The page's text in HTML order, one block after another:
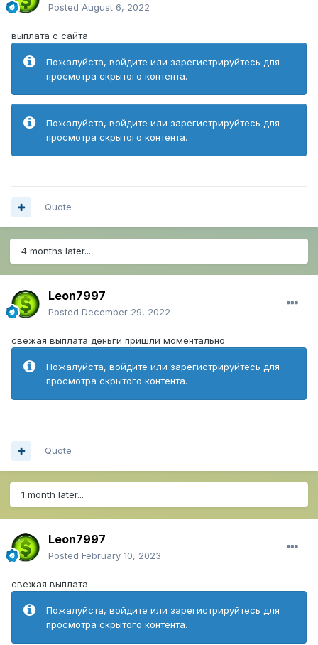
Posted August 6, 2022
выплата с сайта
Пожалуйста, войдите или зарегистрируйтесь для
просмотра скрытого контента.
Пожалуйста, войдите или зарегистрируйтесь для
просмотра скрытого контента.
Quote
4 months later...
Leon7997
Posted December 29, 2022
свежая выплата деньги пришли моментально
Пожалуйста, войдите или зарегистрируйтесь для
просмотра скрытого контента.
Quote
1 month later...
Leon7997
Posted February 10, 2023
свежая выплата
Пожалуйста, войдите или зарегистрируйтесь для
просмотра скрытого контента.